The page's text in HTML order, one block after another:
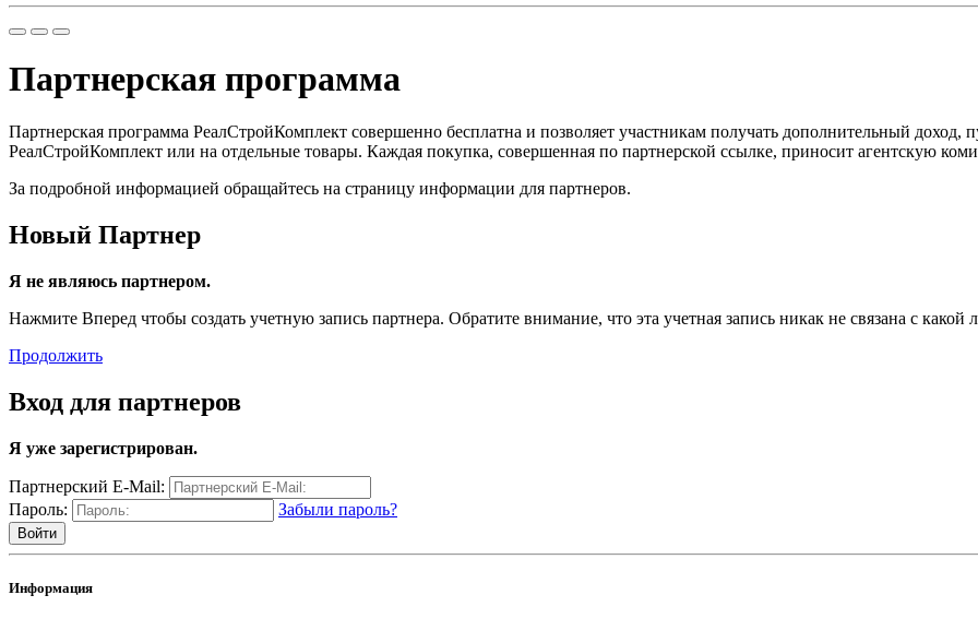
Партнерская программа
Партнерская программа РеалСтройКомплект совершенно бесплатна и позволяет участникам получать дополнительный доход,
РеалСтройКомплект или на отдельные товары. Каждая покупка, совершенная по партнерской ссылке, приносит агентскую
За подробной информацией обращайтесь на страницу информации для партнеров.
Новый Партнер
Я не являюсь партнером.
Нажмите Вперед чтобы создать учетную запись партнера. Обратите внимание, что эта учетная запись никак не связана с какой
Продолжить
Вход для партнеров
Я уже зарегистрирован.
Партнерский E-Mail:
Пароль:
Забыли пароль?
Информация